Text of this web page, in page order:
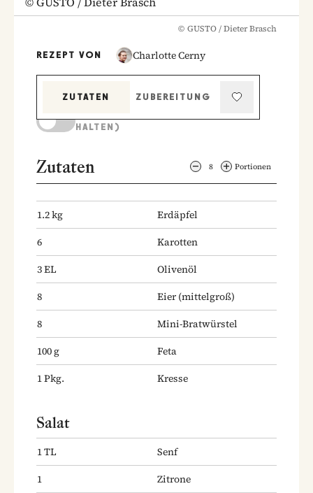
© GUSTO / Dieter Brasch
REZEPT VON Charlotte Cerny
ZUTATEN
ZUBEREITUNG
HALTEN)
Zutaten 8 Portionen
1.2kg
Erdäpfel
6
Karotten
3EL
Olivenöl
8
Eier (mittelgroß)
8
Mini-Bratwürstel
100g
Feta
1Pkg. Kresse
Salat
1TL
Senf
1
Zitrone